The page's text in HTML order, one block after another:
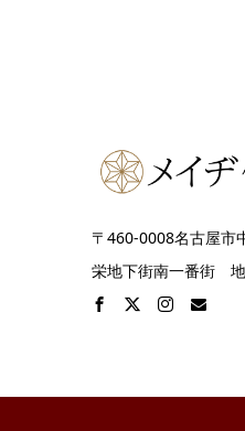
〒460-0008名古屋市
栄地下街南一番街